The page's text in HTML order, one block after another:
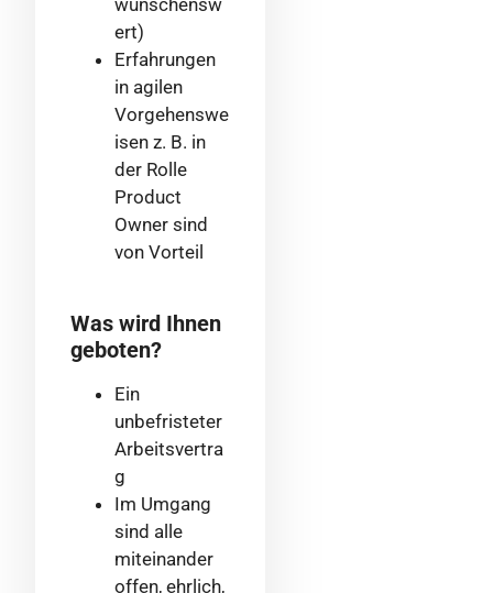
wünschensw
ert)
Erfahrungen
in agilen
Vorgehenswe
isen z. B. in
der Rolle
Product
Owner sind
von Vorteil
Was wird Ihnen
geboten?
Ein
unbefristeter
Arbeitsvertra
g
Im Umgang
sind alle
miteinander
offen, ehrlich,